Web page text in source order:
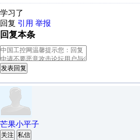
学习了
回复 引用 举报
回复本条
发表回复
芒果小平子
关注 私信